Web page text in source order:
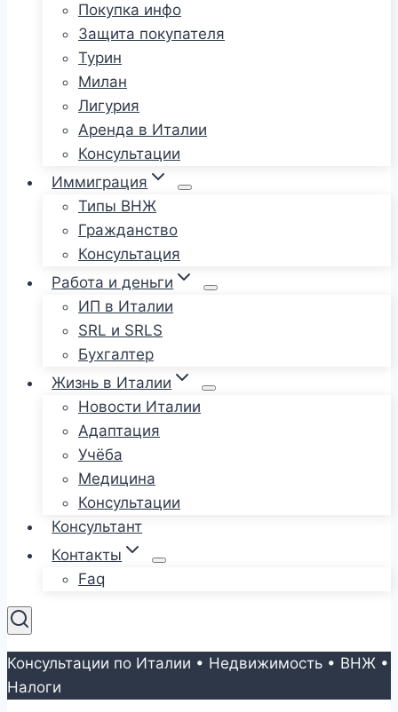
Покупка инфо
Защита покупателя
Турин
Милан
Лигурия
Аренда в Италии
Консультации
Иммиграция
Типы ВНЖ
Гражданство
Консультация
Работа и деньги
ИП в Италии
SRL и SRLS
Бухгалтер
Жизнь в Италии
Новости Италии
Адаптация
Учёба
Медицина
Консультации
Консультант
Контакты
Faq
Консультации по Италии • Недвижимость • ВНЖ •
Налоги